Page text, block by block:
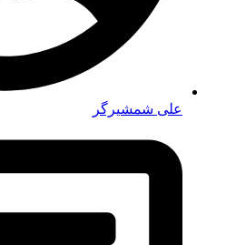
علی شمشیرگر